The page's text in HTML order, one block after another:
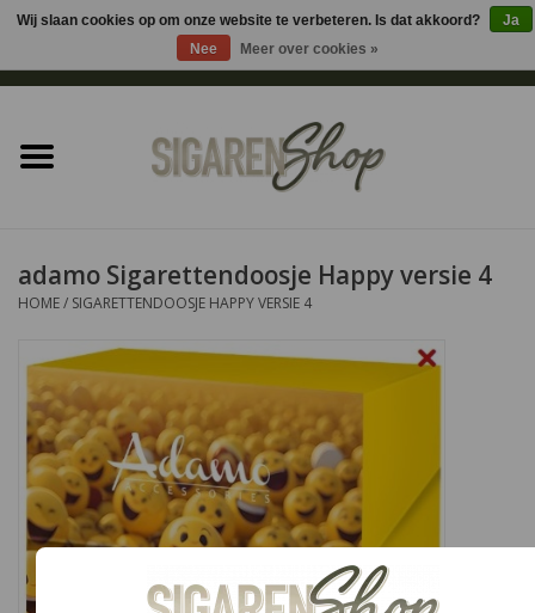
Sigaren accessoires
Aansteker
Headshop
Cadeau
Snoep
adamo Sigarettendoosje Happy versie 4
HOME/ SIGARETTENDOOSJE HAPPY VERSIE 4
Wij slaan cookies op om onze website te verbeteren. Is dat akkoord?
Ja
Nee
Meer over cookies »